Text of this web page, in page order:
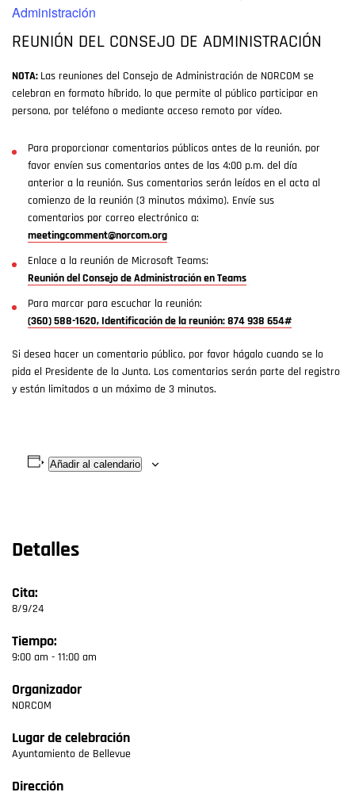
Administración
REUNIÓN DEL CONSEJO DE ADMINISTRACIÓN
NOTA: Las reuniones del Consejo de Administración de NORCOM se
celebran en formato híbrido, lo que permite al público participar en
persona, por teléfono o mediante acceso remoto por vídeo.
Para proporcionar comentarios públicos antes de la reunión, por
favor envíen sus comentarios antes de las 4:00 p.m. del día
anterior a la reunión. Sus comentarios serán leídos en el acta al
comienzo de la reunión (3 minutos máximo). Envíe sus
comentarios por correo electrónico a:
meetingcomment@norcom.org
Enlace a la reunión de Microsoft Teams:
Reunión del Consejo de Administración en Teams
Para marcar para escuchar la reunión:
(360) 588-1620, Identificación de la reunión: 874 938 654#
Si desea hacer un comentario público, por favor hágalo cuando se lo
pida el Presidente de la Junta. Los comentarios serán parte del registro
y están limitados a un máximo de 3 minutos.
Añadir al calendario
Detalles
Cita:
8/9/24
Tiempo:
9:00 am - 11:00 am
Organizador
NORCOM
Lugar de celebración
Ayuntamiento de Bellevue
Dirección